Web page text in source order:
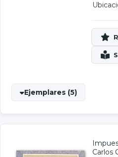
Ejemplares (5)
Carlos